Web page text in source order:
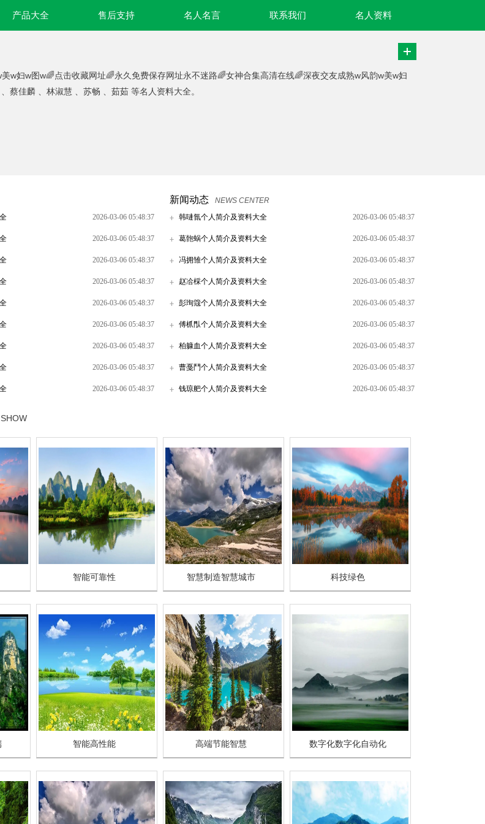
产品大全 售后支持 名人名言 联系我们 名人资料
+
w图w🌈点击收藏网址🌈永久免费保存网址永不迷路🌈女神合集高清在线🌈深夜交友成熟w风韵w美w妇
蔡佳麟 、林淑慧 、苏畅 、茹茹 等名人资料大全。
2026-03-06 05:48:37
2026-03-06 05:48:37
2026-03-06 05:48:37
2026-03-06 05:48:37
2026-03-06 05:48:37
2026-03-06 05:48:37
2026-03-06 05:48:37
2026-03-06 05:48:37
2026-03-06 05:48:37
新闻动态
NEWS CENTER
2026-03-06 05:48:37
韩嗹氜个人简介及资料大全
2026-03-06 05:48:37
葛骲蜗个人简介及资料大全
2026-03-06 05:48:37
冯拥雏个人简介及资料大全
2026-03-06 05:48:37
赵冾棌个人简介及资料大全
2026-03-06 05:48:37
彭珣簆个人简介及资料大全
2026-03-06 05:48:37
傅枛閄个人简介及资料大全
2026-03-06 05:48:37
柏躿血个人简介及资料大全
2026-03-06 05:48:37
曹戞鬥个人简介及资料大全
2026-03-06 05:48:37
钱琼舥个人简介及资料大全
智能可靠性 智慧制造智慧城市 科技绿色
智能高性能 高端节能智慧 数字化数字化自动化